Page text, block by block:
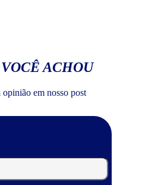
ACHOU
opinião em nosso post